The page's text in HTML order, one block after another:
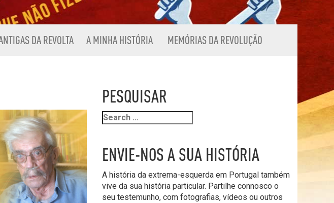
DA REVOLTA A MINHA HISTÓRIA MEMÓRIAS DA REVOLUÇÃO
PESQUISAR
ENVIE-NOS A SUA HISTÓRIA
A história da extrema-esquerda em Portugal também
vive da sua história particular. Partilhe connosco o
seu testemunho, com fotografias, vídeos ou outros